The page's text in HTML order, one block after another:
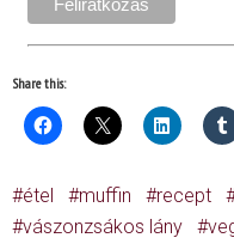
Share this:
étel muffin recept
vászonzsákos lány